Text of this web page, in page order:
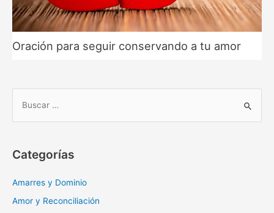
Oración para seguir conservando a tu amor
a
r
Categorías
Amarres y Dominio
Amor y Reconciliación